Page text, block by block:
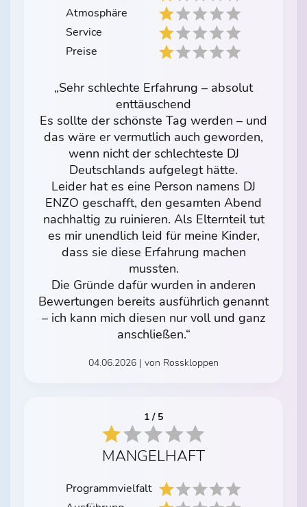
Atmosphäre
Service
Preise
„Sehr schlechte Erfahrung – absolut
enttäuschend
Es sollte der schönste Tag werden – und
das wäre er vermutlich auch geworden,
wenn nicht der schlechteste DJ
Deutschlands aufgelegt hätte.
Leider hat es eine Person namens DJ
ENZO geschafft, den gesamten Abend
nachhaltig zu ruinieren. Als Elternteil tut
es mir unendlich leid für meine Kinder,
dass sie diese Erfahrung machen
mussten.
Die Gründe dafür wurden in anderen
Bewertungen bereits ausführlich genannt
– ich kann mich diesen nur voll und ganz
anschließen.“
04.06.2026 | von Rosskloppen
1 / 5
MANGELHAFT
Programmvielfalt